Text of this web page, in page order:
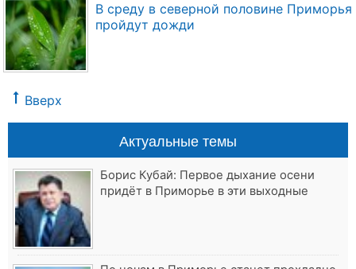
В среду в северной половине Приморья
пройдут дожди
Вверх
Актуальные темы
Борис Кубай: Первое дыхание осени
придёт в Приморье в эти выходные